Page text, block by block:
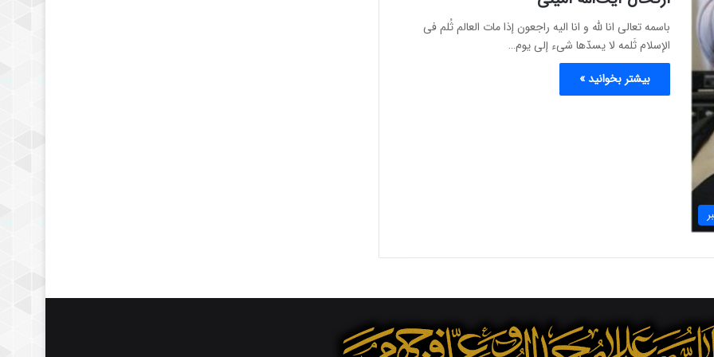
باسمه تعالی انا لله و انا الیه راجعون إذا مات العالم ثُلم فی
الإسلام ثَلمه لا یسدّها شیء إلى یوم…
بیشتر بخوانید »